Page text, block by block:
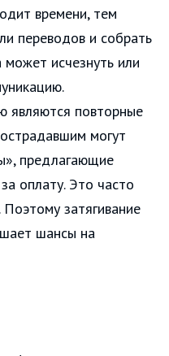
времени, тем
переводов и собрать
исчезнуть или
являются повторные
могут
предлагающие
оплату. Это часто
затягивание
шансы на